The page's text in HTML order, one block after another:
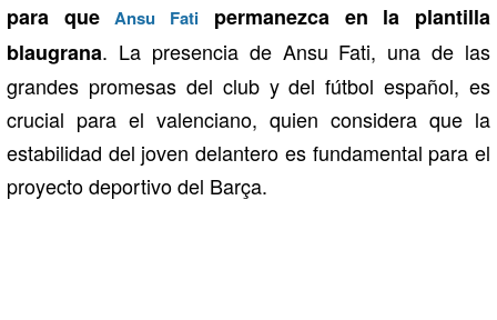
para queAnsu Fati permanezca en la plantilla
blaugrana. La presencia de Ansu Fati, una de las
grandes promesas del club y del fútbol español, es
crucial para el valenciano, quien considera que la
estabilidad del joven delantero es fundamental para el
proyecto deportivo del Barça.